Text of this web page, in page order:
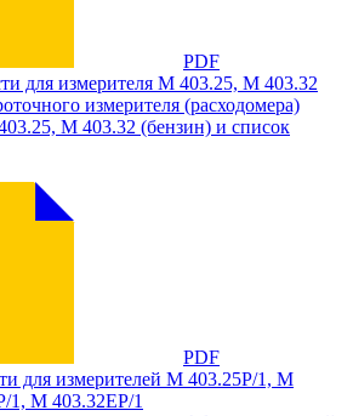
PDF
для измерителя М 403.25, М 403.32
измерителя (расходомера)
М 403.32 (бензин) и список
PDF
для измерителей M 403.25P/1, M
1, M 403.32EP/1